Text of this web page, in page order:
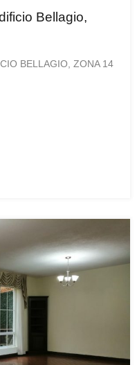
Bellagio,
BELLAGIO, ZONA 14